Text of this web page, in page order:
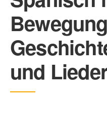
und